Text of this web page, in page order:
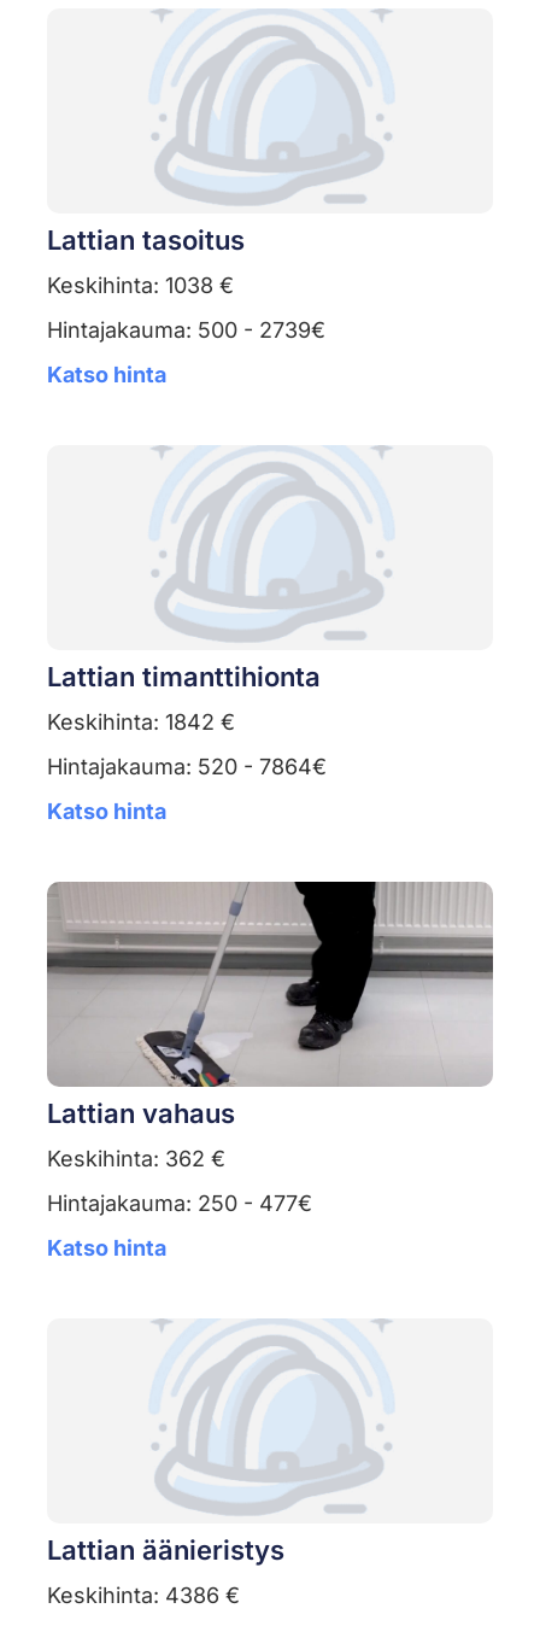
Lattian tasoitus
Keskihinta: 1038 €
Hintajakauma: 500 - 2739€
Katso hinta
Lattian timanttihionta
Keskihinta: 1842 €
Hintajakauma: 520 - 7864€
Katso hinta
Lattian vahaus
Keskihinta: 362 €
Hintajakauma: 250 - 477€
Katso hinta
Lattian äänieristys
Keskihinta: 4386 €